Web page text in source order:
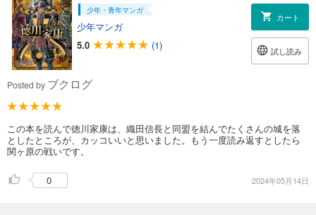
少年・青年マンガ
少年マンガ
5.0
(1)
カート
試し読み
Posted by ブクログ
この本を読んで徳川家康は、織田信長と同盟を結んでたくさんの城を落
としたところが、カッコいいと思いました。もう一度読み返すとしたら
関ヶ原の戦いです。
0 2024年05月14日